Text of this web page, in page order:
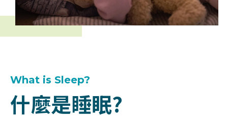
What is Sleep?
什麼是睡眠?